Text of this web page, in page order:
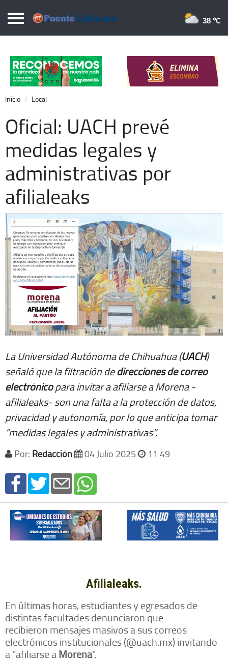
Puentelibre.mx
Local
Nacional
Opinión
Cronos
Economía
Espectáculos
Extra +
38 ℃
Inicio Local
Oficial: UACH prevé
medidas legales y
administrativas por
afilialeaks
La Universidad Autónoma de Chihuahua (UACH)
señaló que la filtración dedirecciones de correo
electrónicopara invitar a afiliarse a Morena -
afilialeaks- son una falta a la protección de datos,
privacidad y autonomía, por lo que anticipa tomar
“medidas legales y administrativas”.
Por: Redacción 04 Julio 2025 11 49
Afilialeaks.
En últimas horas, estudiantes y egresados de
distintas facultades denunciaron que
recibieron mensajes masivos a sus correos
electrónicos institucionales (@uach.mx) invitando
a "afiliarse aMorena".